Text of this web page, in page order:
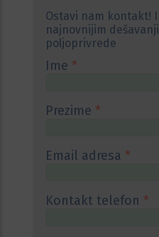
Ostavi nam kontakt!
najnovnijim
poljoprivrede
Ime *
Prezime *
Email adresa *
Kontakt telefon *